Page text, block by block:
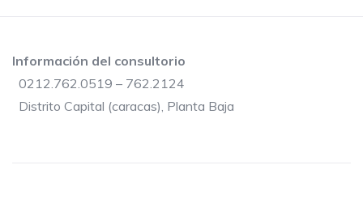
Información del consultorio
0212.762.0519 – 762.2124
Distrito Capital (caracas), Planta Baja